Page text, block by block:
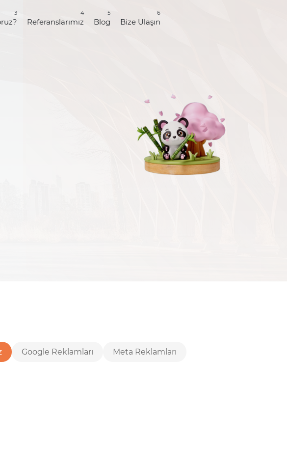
3 4
Referanslarımız
5
Blog
6
Bize Ulaşın
Google Reklamları Meta Reklamları